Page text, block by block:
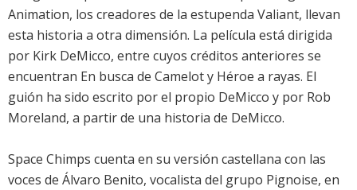
Animation, los creadores de la estupenda Valiant, llevan
esta historia a otra dimensión. La película está dirigida
por Kirk DeMicco, entre cuyos créditos anteriores se
encuentran En busca de Camelot y Héroe a rayas. El
guión ha sido escrito por el propio DeMicco y por Rob
Moreland, a partir de una historia de DeMicco.
Space Chimps cuenta en su versión castellana con las
voces de Álvaro Benito, vocalista del grupo Pignoise, en